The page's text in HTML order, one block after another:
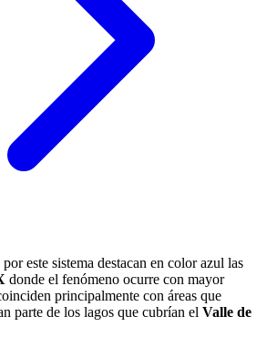
este sistema destacan en color azul las
donde el fenómeno ocurre con mayor
principalmente con áreas que
parte de los lagos que cubrían el Valle de